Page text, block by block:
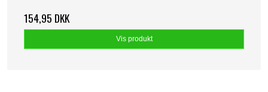
154,95 DKK
Vis produkt